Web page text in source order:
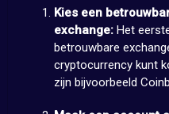
Kies een
exchange: Het
betrouwbare
cryptocurrency kunt
zijn bijvoorbeeld